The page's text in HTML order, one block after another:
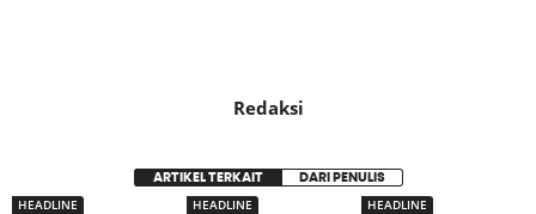
Redaksi
ARTIKEL TERKAIT DARI PENULIS
HEADLINE HEADLINE HEADLINE